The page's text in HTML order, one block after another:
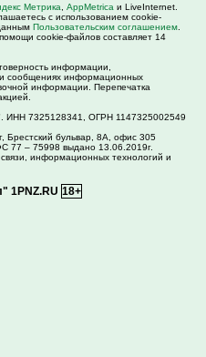
Метрика AppMetrica и LiveInternet.
с использованием cookie-
Пользовательским соглашением
cookie-файлов составляет 14
информации,
сообщениях информационных
информации. Перепечатка
7325128341, ОГРН 1147325002549
Брестский бульвар, 8А, офис 305
77 – 75998 выдано 13.06.2019г.
информационных технологий и
1PNZ.RU 18+